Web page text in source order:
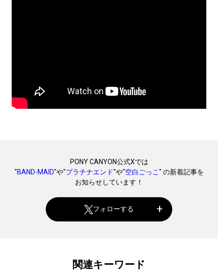
PONY CANYON公式Xでは
"BAND-MAID"や"プラチナエンド"や"空白ごっこ " の新着記事を
お知らせしています！
フォローする
関連キーワード